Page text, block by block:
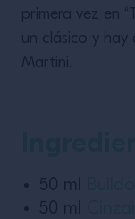
primera vez en
un clásico y hay
Martini.
50 ml
50 ml